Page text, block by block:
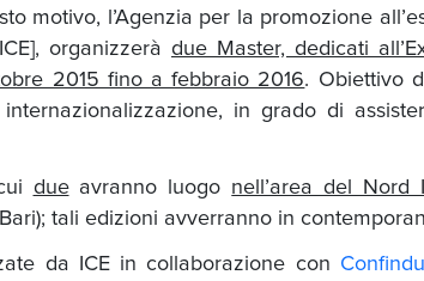
motivo, l’Agenzia per la promozione
organizzerà due Master, dedicati
2015 fino a febbraio 2016. Obiettivo
in grado di
dueavranno luogo nell’area del Nord
tali edizioni avverranno in
da ICE in collaborazione con